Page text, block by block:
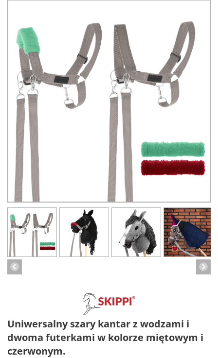
Uniwersalny szary kantar z wodzami i
dwoma futerkami w kolorze miętowym i
czerwonym.